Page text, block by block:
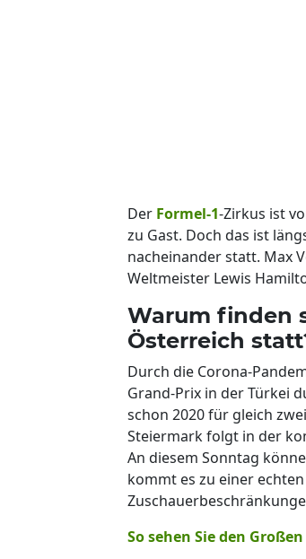
Der Formel-1-Zirkus ist
zu Gast. Doch das ist
nacheinander statt. Max
Weltmeister Lewis
Warum finden
Österreich
Durch die Corona-
Grand-Prix in der Türkei
schon 2020 für gleich
Steiermark folgt in der
An diesem Sonntag
kommt es zu einer
So sehen Sie den